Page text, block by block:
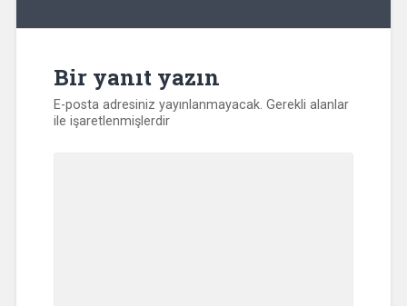
Bir yanıt yazın
E-posta adresiniz yayınlanmayacak. Gerekli alanlar
ile işaretlenmişlerdir